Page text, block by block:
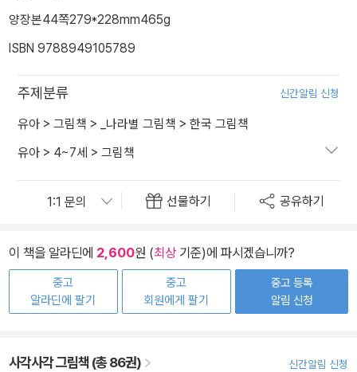
양장본44쪽279*228mm465g
ISBN 9788949105789
주제분류 신간알림 신청
유아 > 그림책 > _나라별 그림책 > 한국 그림책
유아 > 4~7세 > 그림책
선물하기 공유하기
이 책을 알라딘에 2,600원 (최상기준)에 파시겠습니까?
중고
알라딘에 팔기
중고
회원에게 팔기
중고 등록
알림 신청
사각사각 그림책 (총 86권) 신간알림 신청